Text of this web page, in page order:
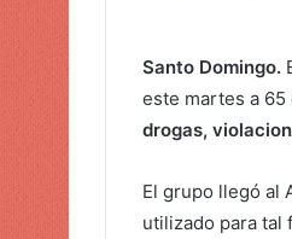
Santo Domingo.
este martes a
drogas,
El grupo llegó al
utilizado para tal